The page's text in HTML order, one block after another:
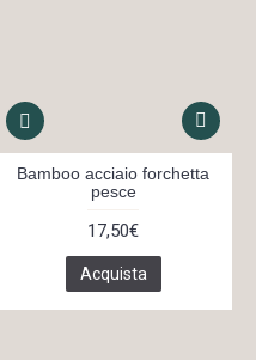
Bamboo acciaio forchetta
pesce
17,50€
Acquista